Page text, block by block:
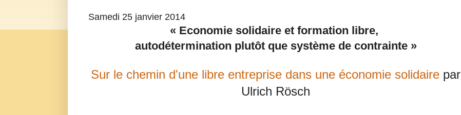
Samedi 25 janvier 2014
« Economie solidaire et formation libre,
autodétermination plutôt que système de contrainte »
Sur le chemin d'une libre entreprise dans une économie solidaire par
Ulrich Rösch